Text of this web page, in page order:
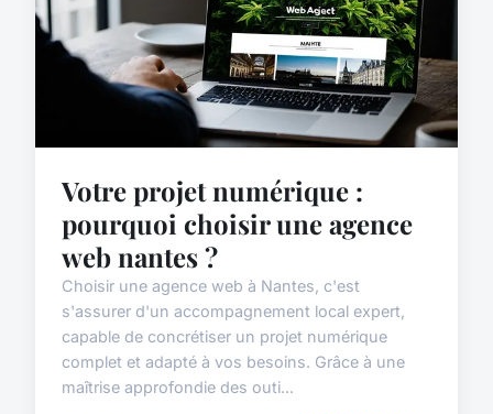
Votre projet numérique :
pourquoi choisir une agence
web nantes ?
Choisir une agence web à Nantes, c'est
s'assurer d'un accompagnement local expert,
capable de concrétiser un projet numérique
complet et adapté à vos besoins. Grâce à une
maîtrise approfondie des outi...